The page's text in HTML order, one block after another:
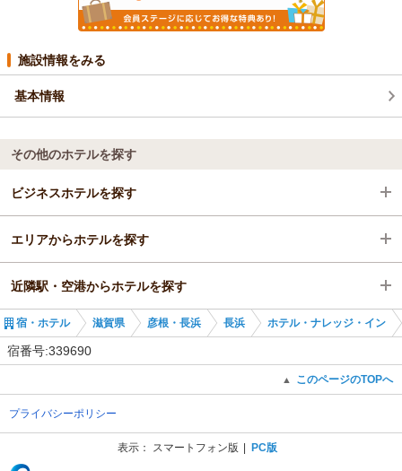
施設情報をみる
基本情報
その他のホテルを探す
ビジネスホテルを探す
滋賀県
彦根・長浜
長浜
エリアからホテルを探す
滋賀県
彦根・長浜
近隣駅・空港からホテルを探す
米原駅
宿・ホテル 滋賀県 彦根・長浜 長浜 ホテル・ナレッジ・イン
宿番号:339690
▲ このページのTOPへ
プライバシーポリシー
表示： スマートフォン版 PC版